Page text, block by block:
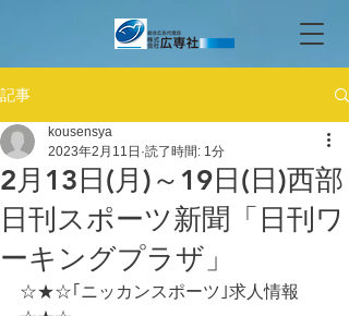
記事
2月13日(月)～19日(日)西部
日刊スポーツ新聞「日刊ワ
ーキングプラザ」
kousensya
2023年2月11日 読了時間: 1分
☆★☆｢ニッカンスポーツ｣求人情報